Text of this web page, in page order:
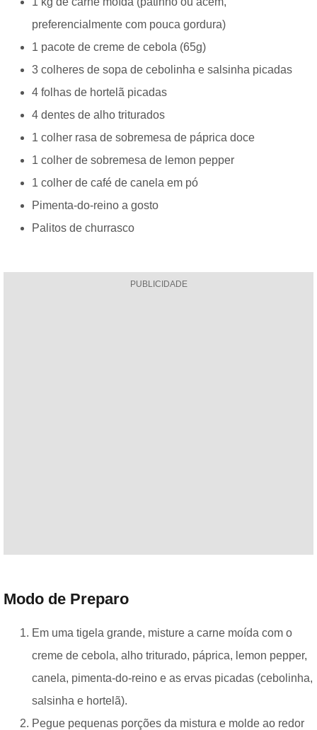
preferencialmente com pouca gordura)
1 pacote de creme de cebola (65g)
3 colheres de sopa de cebolinha e salsinha picadas
4 folhas de hortelã picadas
4 dentes de alho triturados
1 colher rasa de sobremesa de páprica doce
1 colher de sobremesa de lemon pepper
1 colher de café de canela em pó
Pimenta-do-reino a gosto
Palitos de churrasco
PUBLICIDADE
Modo de Preparo
Em uma tigela grande, misture a carne moída com o
creme de cebola, alho triturado, páprica, lemon pepper,
canela, pimenta-do-reino e as ervas picadas (cebolinha,
salsinha e hortelã).
Pegue pequenas porções da mistura e molde ao redor